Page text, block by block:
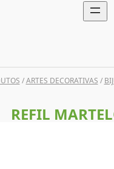
/ARTES DECORATIVAS /
REFIL